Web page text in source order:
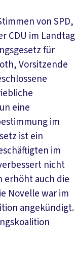
von SPD,
CDU im Landtag
für
Vorsitzende
eine
im
ist ein
im
nicht
erhöht auch die
Novelle war im
angekündigt.